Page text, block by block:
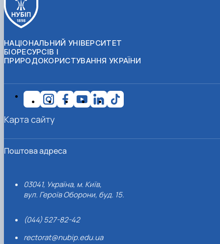
НАЦІОНАЛЬНИЙ УНІВЕРСИТЕТ
БІОРЕСУРСІВ І
ПРИРОДОКОРИСТУВАННЯ УКРАЇНИ
Поштова адреса
03041, Україна, м. Київ,
вул. Героїв Оборони, буд. 15.
(044) 527-82-42
rectorat@nubip.edu.ua
Карта сайту